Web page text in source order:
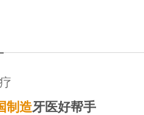
制造牙医好帮手